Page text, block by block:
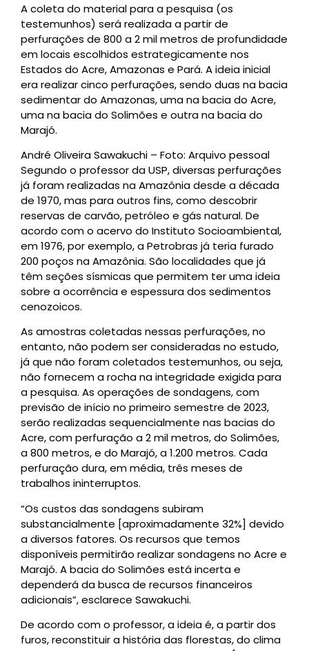
A coleta do material para a pesquisa (os
testemunhos) será realizada a partir de
perfurações de 800 a 2 mil metros de profundidade
em locais escolhidos estrategicamente nos
Estados do Acre, Amazonas e Pará. A ideia inicial
era realizar cinco perfurações, sendo duas na bacia
sedimentar do Amazonas, uma na bacia do Acre,
uma na bacia do Solimões e outra na bacia do
Marajó.
André Oliveira Sawakuchi – Foto: Arquivo pessoal
Segundo o professor da USP, diversas perfurações
já foram realizadas na Amazônia desde a década
de 1970, mas para outros fins, como descobrir
reservas de carvão, petróleo e gás natural. De
acordo com o acervo do Instituto Socioambiental,
em 1976, por exemplo, a Petrobras já teria furado
200 poços na Amazônia. São localidades que já
têm seções sísmicas que permitem ter uma ideia
sobre a ocorrência e espessura dos sedimentos
cenozoicos.
As amostras coletadas nessas perfurações, no
entanto, não podem ser consideradas no estudo,
já que não foram coletados testemunhos, ou seja,
não fornecem a rocha na integridade exigida para
a pesquisa. As operações de sondagens, com
previsão de início no primeiro semestre de 2023,
serão realizadas sequencialmente nas bacias do
Acre, com perfuração a 2 mil metros, do Solimões,
a 800 metros, e do Marajó, a 1.200 metros. Cada
perfuração dura, em média, três meses de
trabalhos ininterruptos.
“Os custos das sondagens subiram
substancialmente [aproximadamente 32%] devido
a diversos fatores. Os recursos que temos
disponíveis permitirão realizar sondagens no Acre e
Marajó. A bacia do Solimões está incerta e
dependerá da busca de recursos financeiros
adicionais”, esclarece Sawakuchi.
De acordo com o professor, a ideia é, a partir dos
furos, reconstituir a história das florestas, do clima